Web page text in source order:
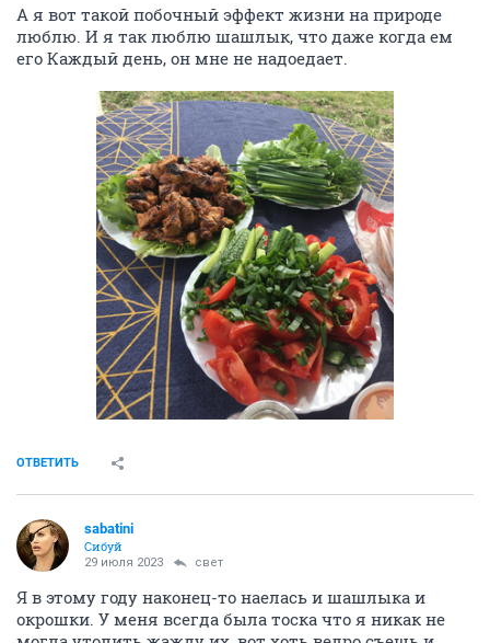
А я вот такой побочный эффект жизни на природе
люблю. И я так люблю шашлык, что даже когда ем
его Каждый день, он мне не надоедает.
ОТВЕТИТЬ
sabatini
Сибуй
29 июля 2023 свет
Я в этому году наконец-то наелась и шашлыка и
окрошки. У меня всегда была тоска что я никак не